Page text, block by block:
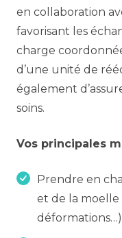
en collaboration
favorisant les
charge
d’une unité de
également
soins.
Vos principales
Prendre en
et de la moelle
déformations…)